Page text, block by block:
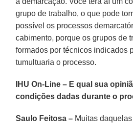
grupo de trabalho, o que pode
possível os processos
cabimento, porque os grupos de
formados por técnicos indicados
tumultuaria o processo.
IHU On-Line – E qual sua
condições dadas durante o
Saulo Feitosa – Muitas